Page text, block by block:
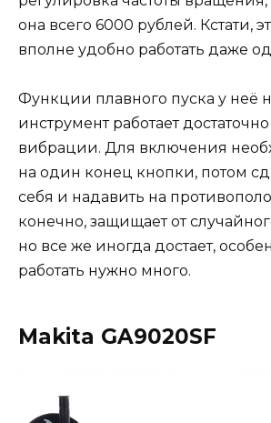
она всего 6000 рублей. Кстати,
вполне удобно работать даже
Функции плавного пуска у неё
инструмент работает
вибрации. Для включения
на один конец кнопки, потом
себя и надавить на
конечно, защищает от
но все же иногда достает,
работать нужно много.
Makita GA9020SF